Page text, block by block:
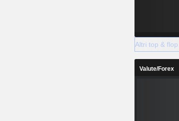
Altri top & flop
Valute/Forex